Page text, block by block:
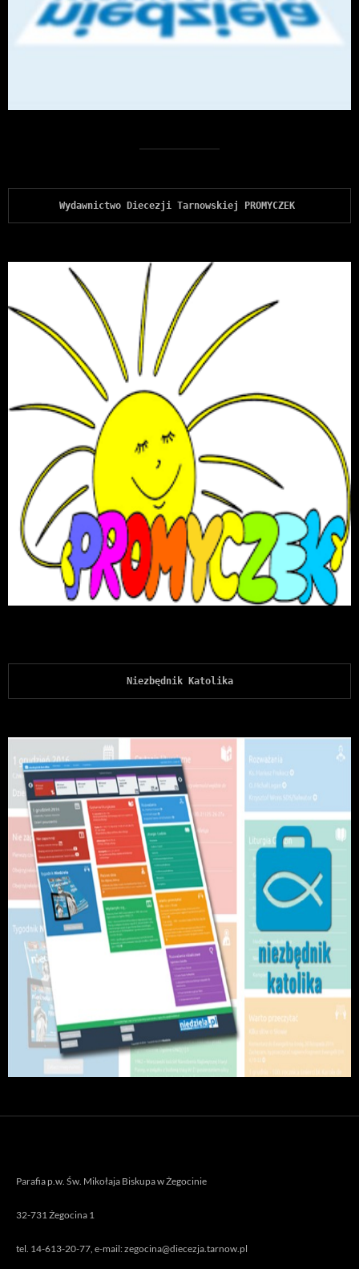
Wydawnictwo Diecezji Tarnowskiej PROMYCZEK
Niezbędnik Katolika
Parafia p.w. Św. Mikołaja Biskupa w Żegocinie
32-731 Żegocina 1
tel. 14-613-20-77, e-mail: zegocina@diecezja.tarnow.pl